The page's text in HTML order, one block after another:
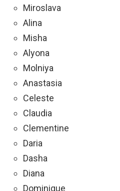
Miroslava
Alina
Misha
Alyona
Molniya
Anastasia
Celeste
Claudia
Clementine
Daria
Dasha
Diana
Dominique